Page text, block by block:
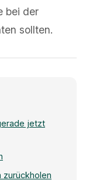
bei der
sollten.
jetzt
zurückholen